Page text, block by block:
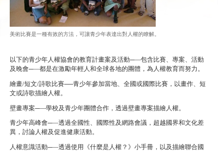
表揚與肯定
背書
教育人士計畫案
計畫執行
團體
競賽
人權侵害
聯絡
美術比賽是一種有效的方法，可讓青少年表達出對人權的瞭解。
以下的青少年人權協會的教育計畫案及活動─—包含比賽、專案、活動
及晚會─—都是在激勵年輕人和全球各地的團體，為人權教育而努力。
繪畫/短文/詩歌比賽──青少年參加當地、全國或國際比賽，以畫作、短
文或詩歌描繪人權。
壁畫專案─—學校及青少年團體合作，透過壁畫專案描繪人權。
青少年高峰會─—透過全國性、國際性及網路會議，超越國界和文化差
異，討論人權及促進健康活動。
人權意識活動─—透過使用《什麼是人權？》小手冊，以及描繪聯合國